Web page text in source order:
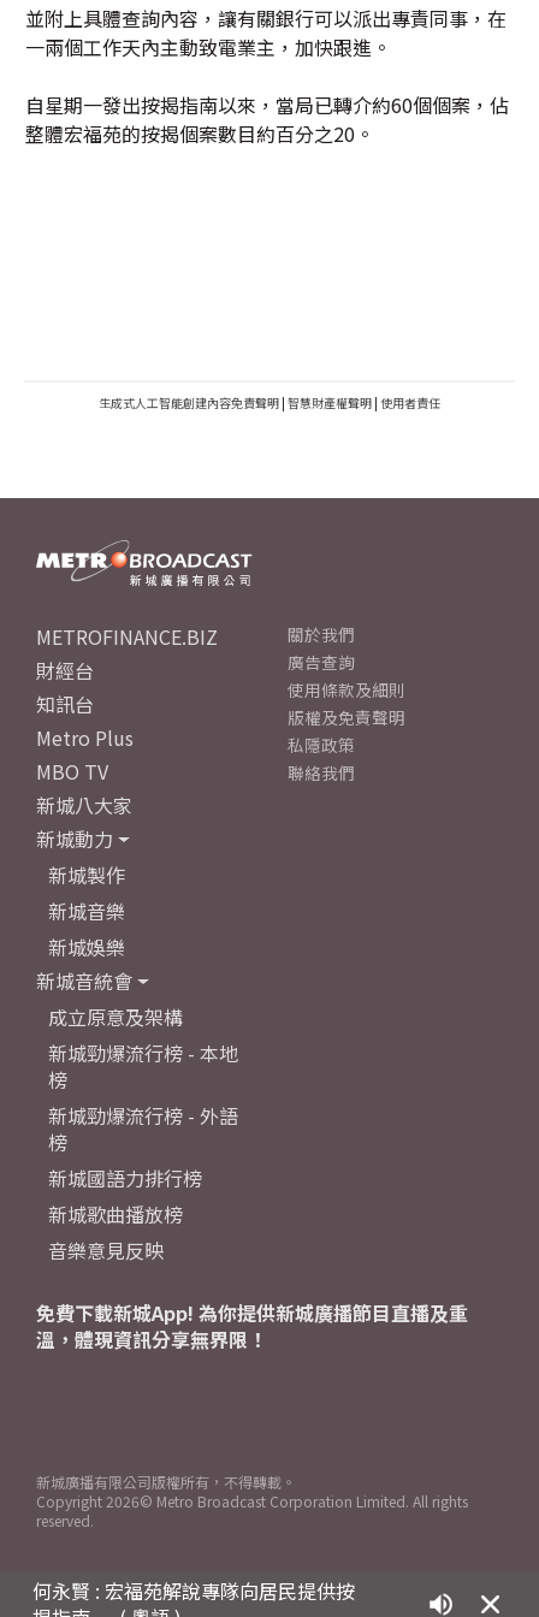
並附上具體查詢內容，讓有關銀行可以派出專責同事，在
一兩個工作天內主動致電業主，加快跟進。
自星期一發出按揭指南以來，當局已轉介約60個個案，佔
整體宏福苑的按揭個案數目約百分之20。
生成式人工智能創建內容免責聲明 | 智慧財產權聲明 | 使用者責任
何永賢 : 宏福苑解說專隊向居民提供按
METROFINANCE.BIZ
財經台
知訊台
Metro Plus
MBO TV
新城八大家
新城動力
新城製作
新城音樂
新城娛樂
新城音統會
成立原意及架構
新城勁爆流行榜 - 本地
榜
新城勁爆流行榜 - 外語
榜
新城國語力排行榜
新城歌曲播放榜
音樂意見反映
關於我們
廣告查詢
使用條款及細則
版權及免責聲明
私隱政策
聯絡我們
免費下載新城App! 為你提供新城廣播節目直播及重
溫，體現資訊分享無界限！
新城廣播有限公司版權所有，不得轉載。
Copyright 2026© Metro Broadcast Corporation Limited. All rights
reserved.